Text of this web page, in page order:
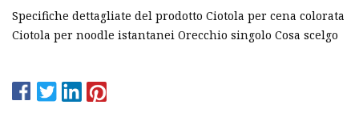
Specifiche dettagliate del prodotto Ciotola per cena colorata
Ciotola per noodle istantanei Orecchio singolo Cosa scelgo